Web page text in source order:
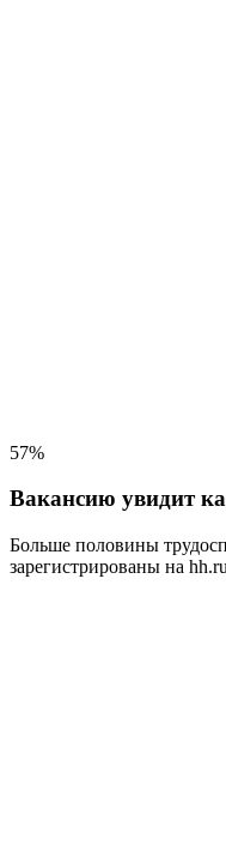
57%
Вакансию увидит
Больше половины
зарегистрированы на hh.ru